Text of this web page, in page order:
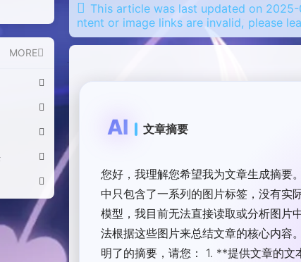
This article was last updated on
ntent or image links are invalid, please
AI 文章摘要
您好，我理解您希望我为文章生成摘要
中只包含了一系列的图片标签，没有实
模型，我目前无法直接读取或分析图片
法根据这些图片来总结文章的核心内容
明了的摘要，请您： 1. **提供文章的文
MORE